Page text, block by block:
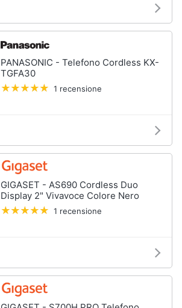
PANASONIC - Telefono Cordless KX-
TGFA30
1 recensione
GIGASET - AS690 Cordless Duo
Display 2" Vivavoce Colore Nero
1 recensione